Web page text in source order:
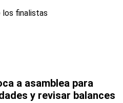
a asamblea para
y revisar balances